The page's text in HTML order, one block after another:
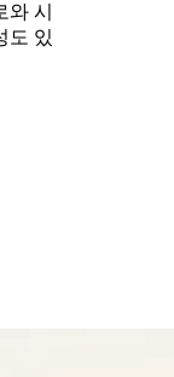
시
도 있